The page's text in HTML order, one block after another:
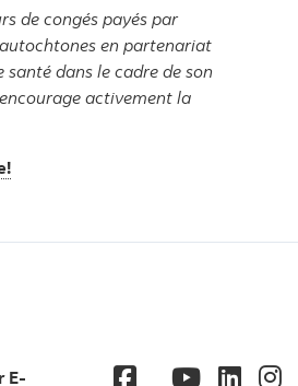
de congés payés par
en partenariat
dans le cadre de son
activement la
E-